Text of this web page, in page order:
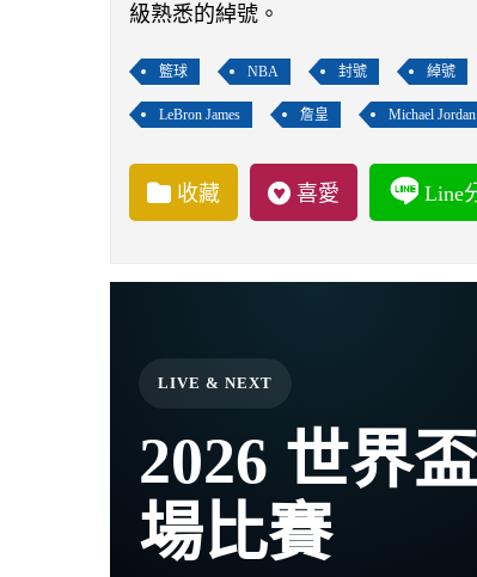
級熟悉的綽號。
籃球 NBA 封號 綽號
LeBron James 詹皇 Michael Jordan
收藏 喜愛 Line
LIVE & NEXT
2026 世界
場比賽